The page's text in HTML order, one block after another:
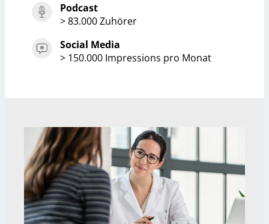
Podcast
> 83.000 Zuhörer
Social Media
> 150.000 Impressions pro Monat